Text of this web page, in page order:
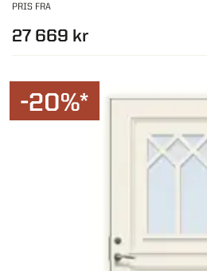
PRIS FRA
27 669 kr
-20%*